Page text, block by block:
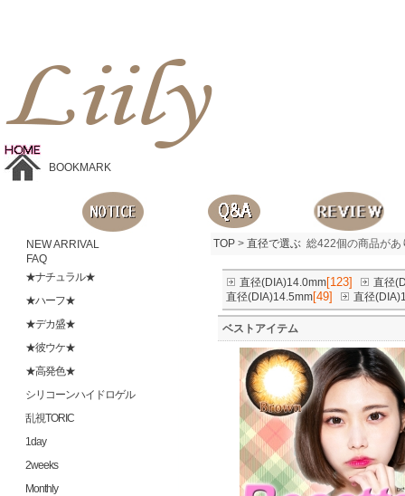
BOOKMARK
NEW ARRIVAL
FAQ
★ナチュラル★
★ハーフ★
★デカ盛★
★彼ウケ★
★高発色★
シリコーンハイドロゲル
乱視TORIC
1day
2weeks
Monthly
TOP > 直径で選ぶ 総422個の商品があ
直径(DIA)14.0mm[123]
直径
直径(DIA)14.5mm[49] 直径
ベストアイテム